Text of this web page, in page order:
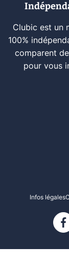
Clubic est un
100%
comparent
pour vous
Infos légales